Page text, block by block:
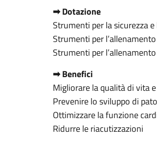
➡ Dotazione
Strumenti per la sicurezza
Strumenti per
Strumenti per
➡ Benefici
Migliorare la qualità di vita
Prevenire lo sviluppo di
Ottimizzare la funzione
Ridurre le riacutizzazioni